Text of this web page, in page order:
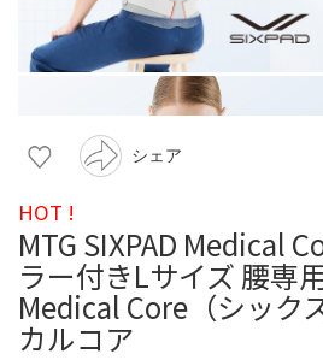
シェア
HOT !
MTG SIXPAD Medical
ラー付きLサイズ 腰専
Medical Core（シック
カルコア